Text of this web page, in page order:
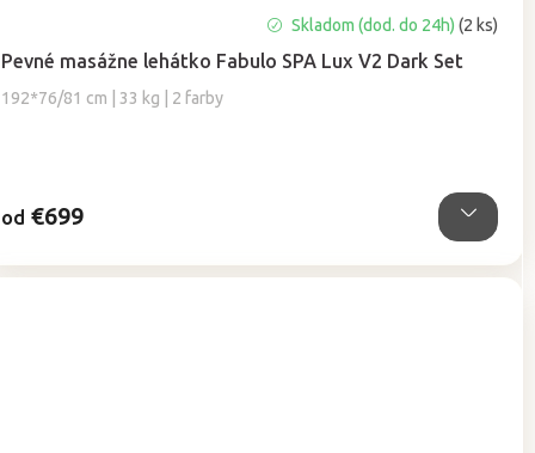
Pevné masážne lehátko Fabulo SPA Lux V2 Dark Set
192*76/81 cm | 33 kg | 2 farby
hodnotenie
produktu
je
Skladom (dod. do 24h)(2 ks)
od €699